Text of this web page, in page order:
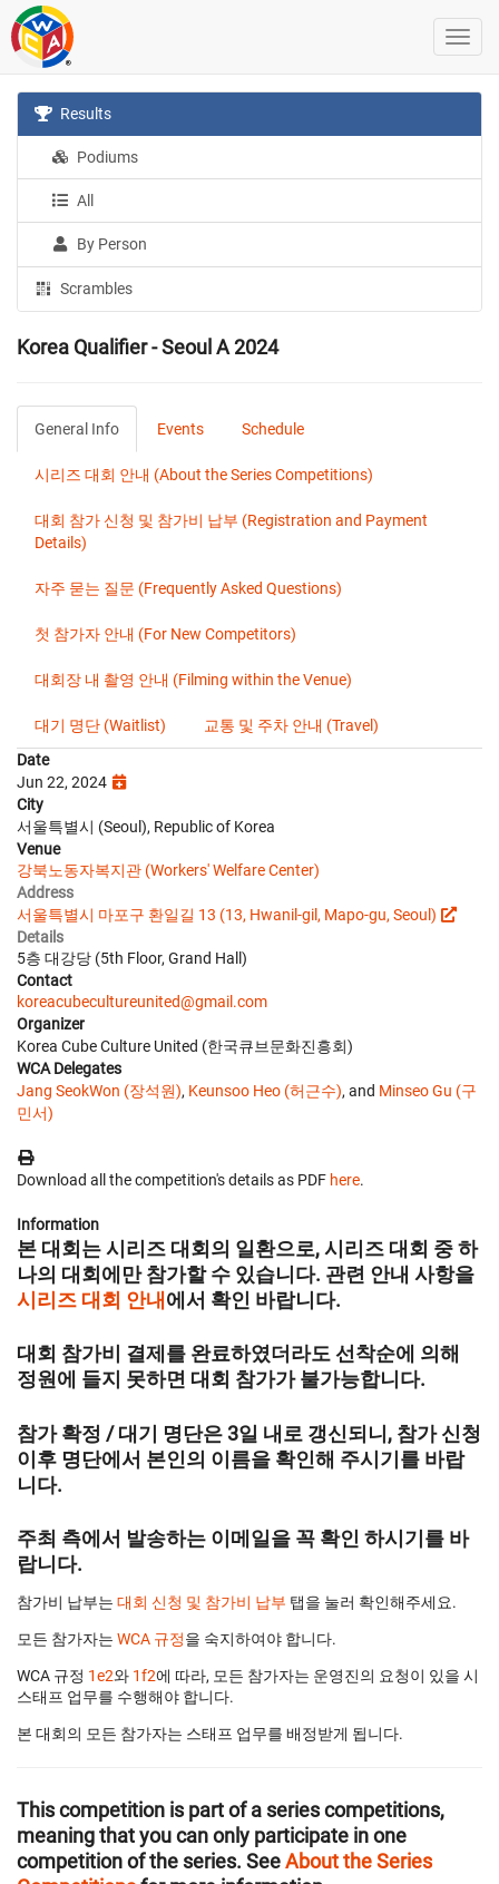
Results
Podiums
All
By Person
Scrambles
Korea Qualifier - Seoul A 2024
General Info Events Schedule
시리즈 대회 안내 (About the Series Competitions)
대회 참가 신청 및 참가비 납부 (Registration and Payment
Details)
자주 묻는 질문 (Frequently Asked Questions)
첫 참가자 안내 (For New Competitors)
대회장 내 촬영 안내 (Filming within the Venue)
대기 명단 (Waitlist)
교통 및 주차 안내 (Travel)
Date
Jun 22, 2024
City
서울특별시 (Seoul), Republic of Korea
Venue
강북노동자복지관 (Workers' Welfare Center)
Address
서울특별시 마포구 환일길 13 (13, Hwanil-gil, Mapo-gu, Seoul)
Details
5층 대강당 (5th Floor, Grand Hall)
Contact
koreacubecultureunited@gmail.com
Organizer
Korea Cube Culture United (한국큐브문화진흥회)
WCA Delegates
Jang SeokWon (장석원), Keunsoo Heo (허근수), and Minseo Gu (구
민서)
Download all the competition's details as PDF here.
Information
본 대회는 시리즈 대회의 일환으로, 시리즈 대회 중 하
나의 대회에만 참가할 수 있습니다. 관련 안내 사항을
시리즈 대회 안내 에서 확인 바랍니다.
대회 참가비 결제를 완료하였더라도 선착순에 의해
정원에 들지 못하면 대회 참가가 불가능합니다.
참가 확정 / 대기 명단은 3일 내로 갱신되니, 참가 신청
이후 명단에서 본인의 이름을 확인해 주시기를 바랍
니다.
주최 측에서 발송하는 이메일을 꼭 확인 하시기를 바
랍니다.
참가비 납부는 대회 신청 및 참가비 납부 탭을 눌러 확인해주세요.
모든 참가자는 WCA 규정을 숙지하여야 합니다.
WCA 규정 1e2와 1f2에 따라, 모든 참가자는 운영진의 요청이 있을 시
스태프 업무를 수행해야 합니다.
본 대회의 모든 참가자는 스태프 업무를 배정받게 됩니다.
This competition is part of a series competitions,
meaning that you can only participate in one
competition of the series. SeeAbout the Series